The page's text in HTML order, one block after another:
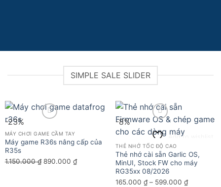
SIMPLE SALE SLIDER
-23%
Add to wishlist
MÁY CHƠI GAME CẦM TAY
Máy game R36s nâng cấp của
R35s
1.150.000₫ Giá
890.000 ₫Giá
-8%
Add to wishlist
THẺ NHỚ TỐC ĐỘ CAO
Thẻ nhớ cài sẵn Garlic OS,
MinUI, Stock FW cho máy
RG35xx 08/2026
165.000 ₫ – 599.000 ₫Khoảng